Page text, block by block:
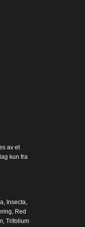
av et
kun fra
Insecta
Red
, Trifolium